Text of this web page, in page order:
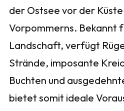
der Ostsee vor der
Vorpommerns. Bekannt
Landschaft, verfügt
Strände, imposante
Buchten und
bietet somit ideale